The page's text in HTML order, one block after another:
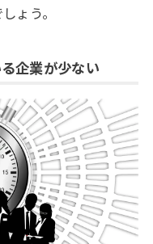
ょう。
企業が少ない